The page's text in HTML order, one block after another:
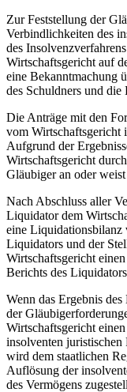
Zur Feststellung der
Verbindlichkeiten des
des
Wirtschaftsgericht auf
eine Bekanntmachung
des Schuldners und
Die Anträge mit den
vom Wirtschaftsgericht
Aufgrund der
Wirtschaftsgericht
Gläubiger an oder
Nach Abschluss aller
Liquidator dem
eine Liquidationsbilanz
Liquidators und der
Wirtschaftsgericht
Berichts des
Wenn das Ergebnis
der
Wirtschaftsgericht
insolventen juristischen
wird dem staatlichen
Auflösung der
des Vermögens